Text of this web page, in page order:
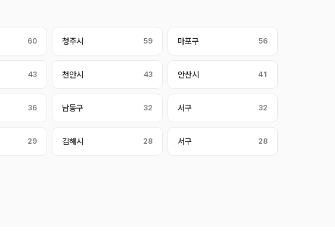
60 청주시 59 마포구 56
43 천안시 43 안산시 41
36 남동구 32 서구 32
29 김해시 28 서구 28